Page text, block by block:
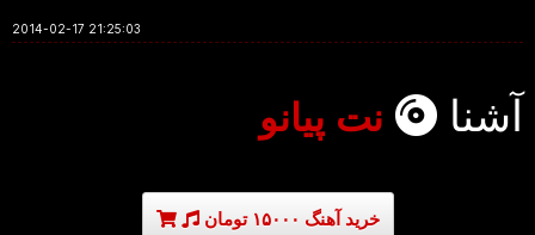
2014-02-17 21:25:03
آشنا نت پیانو
خرید آهنگ ۱۵۰۰۰ تومان